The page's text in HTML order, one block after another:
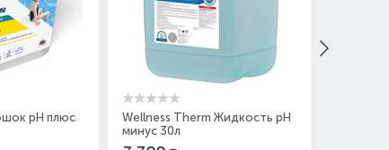
Wellness Therm Жидкость pH
Wellness Therm